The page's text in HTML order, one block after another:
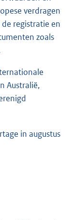
verdragen
registratie en
zoals
Australië,
in augustus